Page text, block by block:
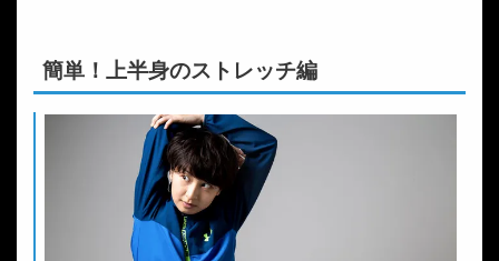
簡単！上半身のストレッチ編